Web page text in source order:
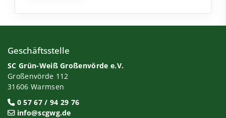
Geschäftsstelle
SC Grün-Weiß Großenvörde e.V.
Großenvörde 112
31606 Warmsen
0 57 67 / 94 29 76
info@scgwg.de